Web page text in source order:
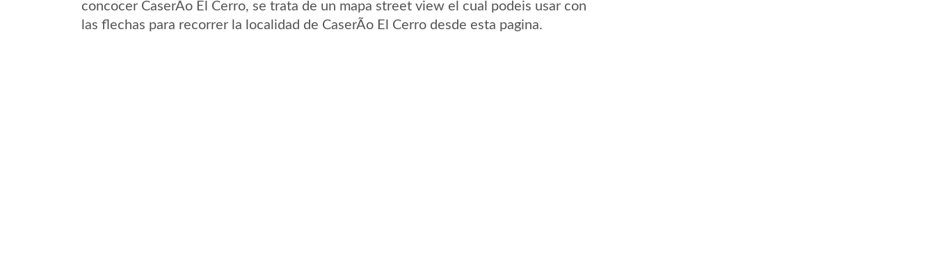
concocer CaserÃ­o El Cerro, se trata de un mapa street view el cual podeis usar con
las flechas para recorrer la localidad de CaserÃ­o El Cerro desde esta pagina.